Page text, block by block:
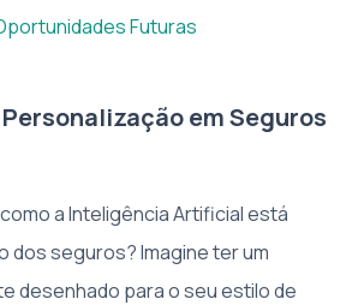
Futuras
em Seguros
a Inteligência Artificial está
dos seguros? Imagine ter um
desenhado para o seu estilo de